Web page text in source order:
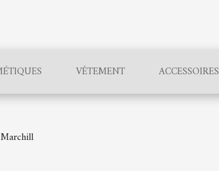
VÊTEMENT ACCESSOIRES